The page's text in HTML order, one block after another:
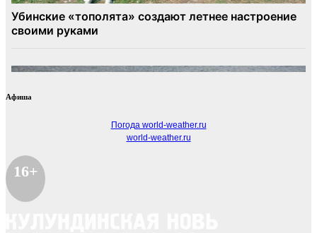
Афиша
Погода world-weather.ru
world-weather.ru
16+